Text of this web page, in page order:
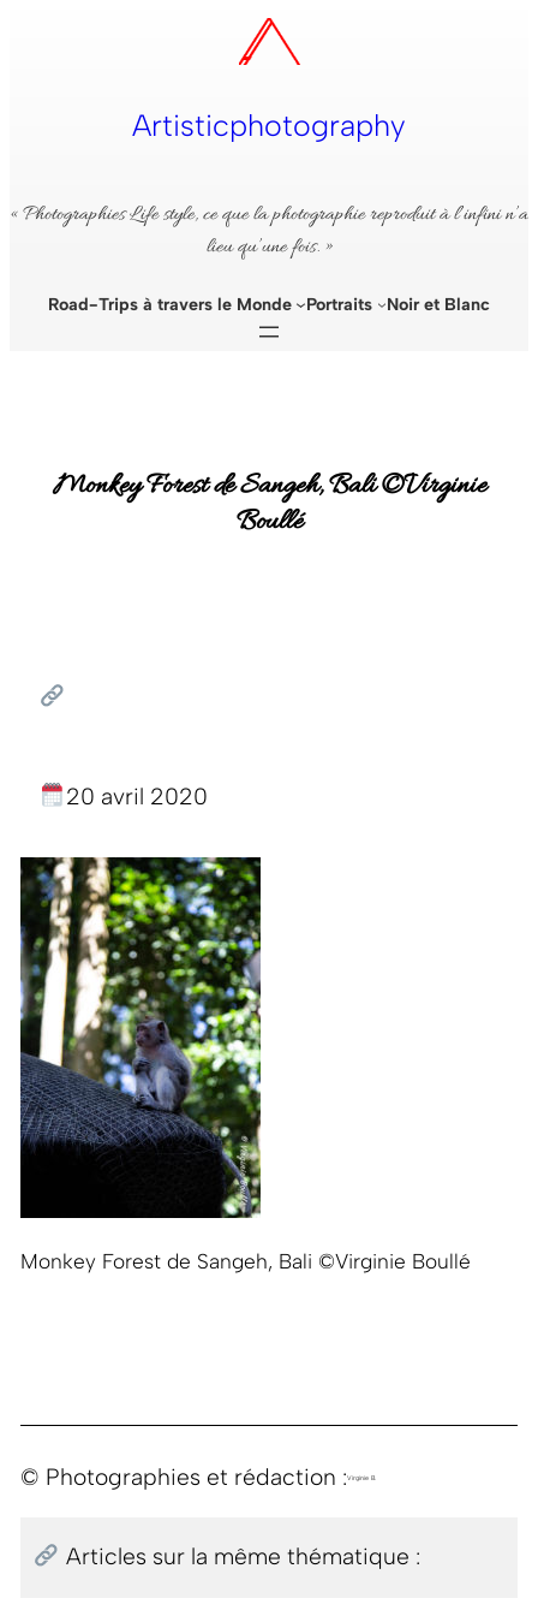
Artisticphotography
« Photographies Life style, ce que la photographie reproduit à l’infini n’a
lieu qu’une fois. »
Road-Trips à travers le Monde Portraits Noir et Blanc
Monkey Forest de Sangeh, Bali ©Virginie
Boullé
20 avril 2020
Monkey Forest de Sangeh, Bali ©Virginie Boullé
© Photographies et rédaction :Virginie B.
Articles sur la même thématique :